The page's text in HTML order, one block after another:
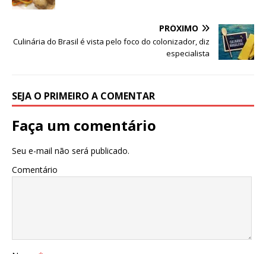
PRÓXIMO
Culinária do Brasil é vista pelo foco do colonizador, diz
especialista
SEJA O PRIMEIRO A COMENTAR
Faça um comentário
Seu e-mail não será publicado.
Comentário